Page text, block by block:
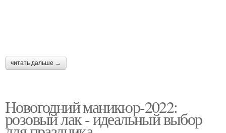
читать дальше →
Новогодний маникюр-2022:
розовый лак - идеальный выбор